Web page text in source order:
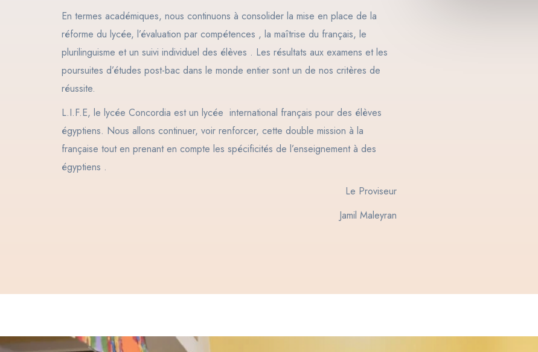
En termes académiques, nous continuons à consolider la mise en place de la
réforme du lycée, l’évaluation par compétences , la maîtrise du français, le
plurilinguisme et un suivi individuel des élèves . Les résultats aux examens et les
poursuites d’études post-bac dans le monde entier sont un de nos critères de
réussite.
L.I.F.E, le lycée Concordia est un lycée international français pour des élèves
égyptiens. Nous allons continuer, voir renforcer, cette double mission à la
française tout en prenant en compte les spécificités de l’enseignement à des
égyptiens .
Le Proviseur
Jamil Maleyran